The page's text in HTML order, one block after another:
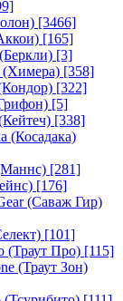
[3466]
[165]
[3]
(Химера) [358]
[322]
[5]
[338]
(Косадака)
[281]
[176]
(Саваж Гир)
[101]
(Траут Про) [115]
(Траут Зон)